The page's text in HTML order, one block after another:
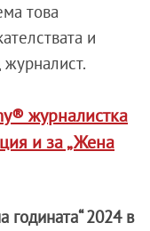
това
и
журналистка
и за „Жена
годината“ 2024 в